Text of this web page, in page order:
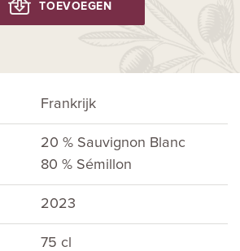
TOEVOEGEN
Frankrijk
20 % Sauvignon Blanc
80 % Sémillon
2023
75 cl